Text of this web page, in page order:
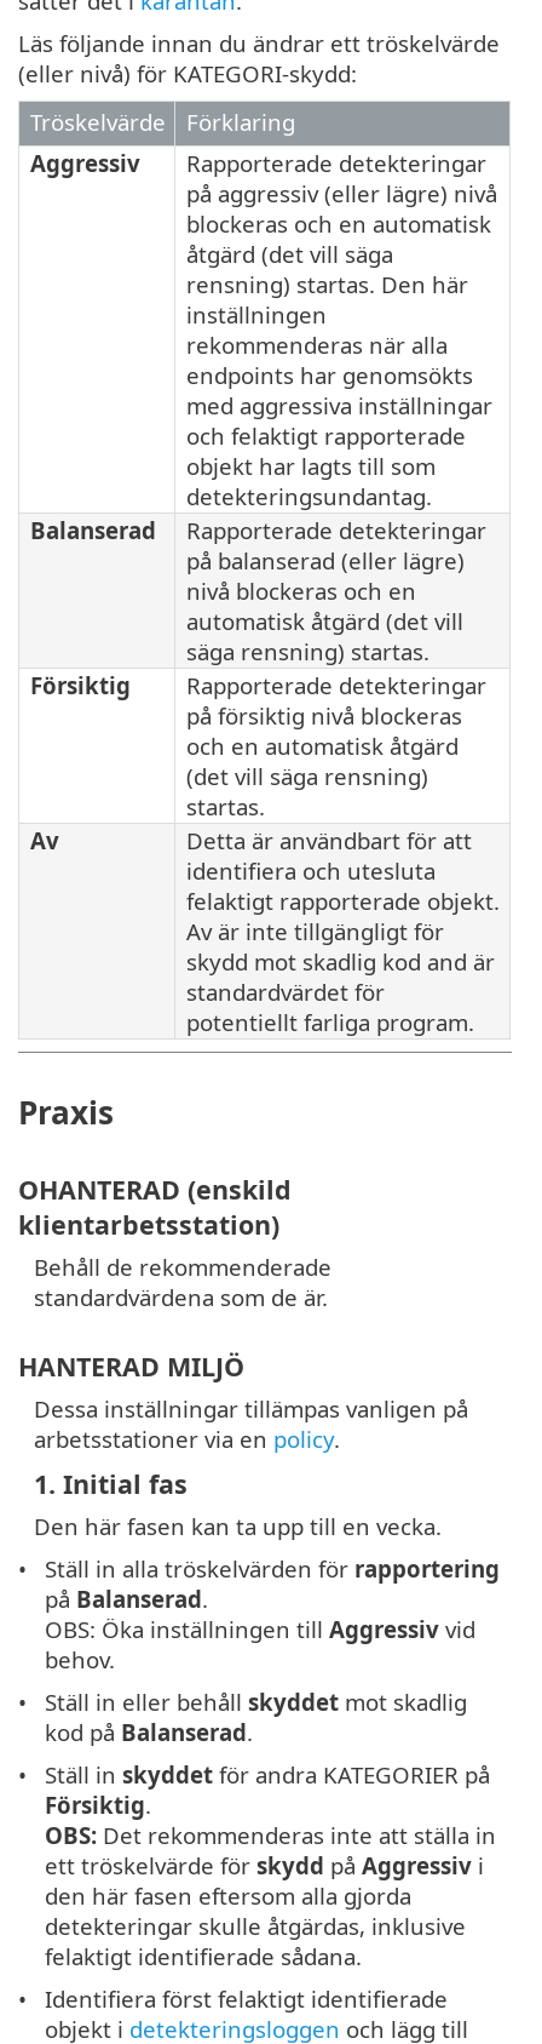
Läs följande innan du ändrar ett tröskelvärde
(eller nivå) för KATEGORI-skydd:
Tröskelvärde
Förklaring
Aggressiv
Rapporterade detekteringar
på aggressiv (eller lägre) nivå
blockeras och en automatisk
åtgärd (det vill säga
rensning) startas. Den här
inställningen
rekommenderas när alla
endpoints har genomsökts
med aggressiva inställningar
och felaktigt rapporterade
objekt har lagts till som
detekteringsundantag.
Balanserad
Rapporterade detekteringar
på balanserad (eller lägre)
nivå blockeras och en
automatisk åtgärd (det vill
säga rensning) startas.
Försiktig
Rapporterade detekteringar
på försiktig nivå blockeras
och en automatisk åtgärd
(det vill säga rensning)
startas.
Av
Detta är användbart för att
identifiera och utesluta
felaktigt rapporterade objekt.
Av är inte tillgängligt för
skydd mot skadlig kod and är
standardvärdet för
potentiellt farliga program.
Praxis
OHANTERAD (enskild
klientarbetsstation)
Behåll de rekommenderade
standardvärdena som de är.
HANTERAD MILJÖ
Dessa inställningar tillämpas vanligen på
arbetsstationer via en policy.
1. Initial fas
Den här fasen kan ta upp till en vecka.
Ställ in alla tröskelvärden för rapportering
på Balanserad.
OBS: Öka inställningen tillAggressiv vid
behov.
Ställ in eller behållskyddet mot skadlig
kod på Balanserad.
Ställ inskyddet för andra KATEGORIER på
Försiktig.
OBS: Det rekommenderas inte att ställa in
ett tröskelvärde förskydd påAggressiv i
den här fasen eftersom alla gjorda
detekteringar skulle åtgärdas, inklusive
felaktigt identifierade sådana.
Identifiera först felaktigt identifierade
objekt i detekteringsloggen och lägg till